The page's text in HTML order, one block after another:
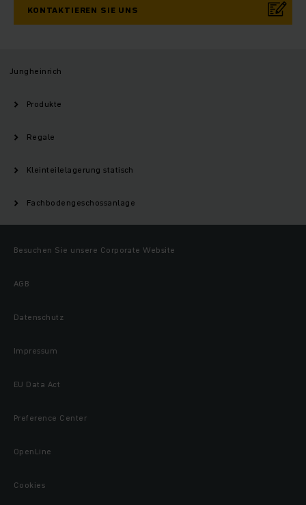
KONTAKTIEREN SIE UNS
Jungheinrich
Produkte
Regale
Kleinteilelagerung statisch
Fachbodengeschossanlage
Besuchen Sie unsere Corporate Website
AGB
Datenschutz
Impressum
EU Data Act
Preference Center
OpenLine
Cookies